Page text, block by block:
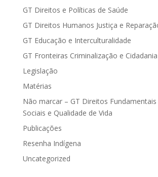
GT Direitos e Políticas de Saúde
GT Direitos Humanos Justiça e
GT Educação e Interculturalidade
GT Fronteiras Criminalização e Cidadania
Legislação
Matérias
Não marcar – GT Direitos
Sociais e Qualidade de Vida
Publicações
Resenha Indígena
Uncategorized